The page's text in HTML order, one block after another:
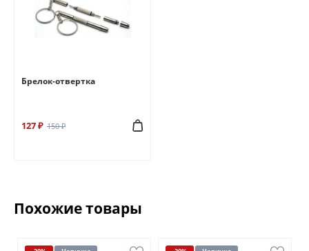
Брелок-отвертка
127 ₽ 150 ₽
Похожие товары